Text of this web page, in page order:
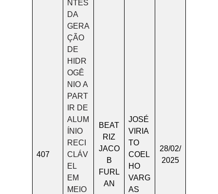
407
NTES
DA
GERA
ÇÃO
DE
HIDR
OGÊ
NIO A
PART
IR DE
ALUM
ÍNIO
RECI
CLÁV
EL
EM
MEIO
BEAT
RIZ
JACO
B
FURL
AN
JOSÉ
VIRIA
TO
COEL
HO
VARG
AS
28/02/
2025